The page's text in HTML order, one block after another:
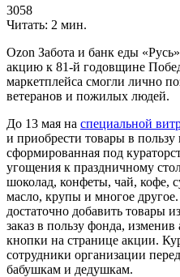
3058
Читать: 2 мин.
Ozon Забота и банк еды
акцию к 81-й годовщине
маркетплейса смогли лично
ветеранов и пожилых людей.
До 13 мая на специальной
и приобрести товары в
сформированная под
угощения к праздничному
шоколад, конфеты, чай, кофе,
масло, крупы и многое
достаточно добавить товары
заказ в пользу фонда,
кнопки на странице акции.
сотрудники организации
бабушкам и дедушкам.